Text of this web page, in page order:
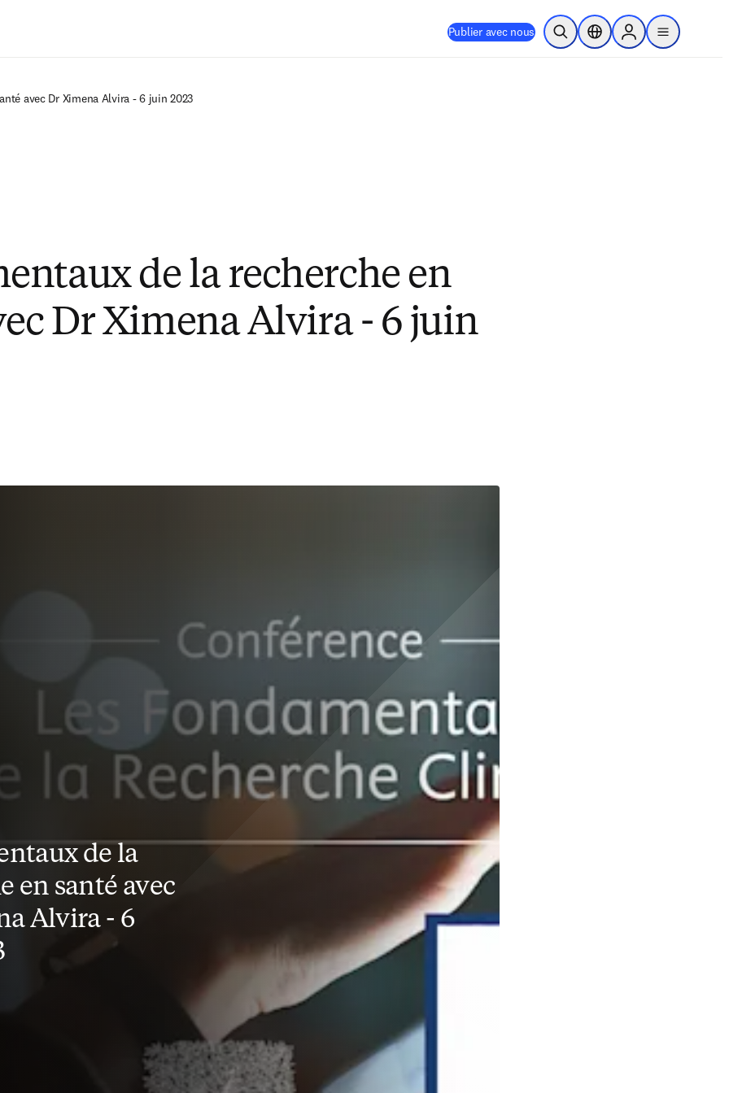
Publier avec nous Ouvrir la recherche
Sélecteur de localisation
Sign in to products
menu
avec Dr Ximena Alvira - 6 juin 2023
de la recherche en
Dr Ximena Alvira - 6 juin
de la
en santé avec
Alvira - 6